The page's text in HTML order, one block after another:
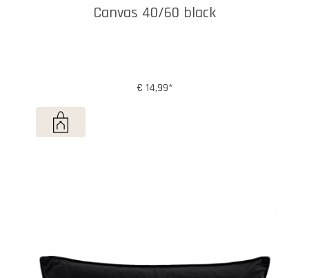
Canvas 40/60 black
€ 14,99*